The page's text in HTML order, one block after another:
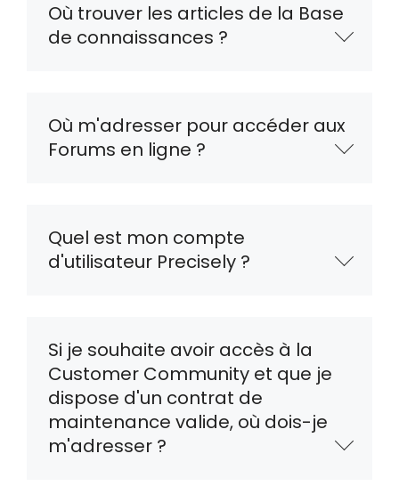
Où trouver les articles de la Base
de connaissances ?
Où m'adresser pour accéder aux
Forums en ligne ?
Quel est mon compte
d'utilisateur Precisely ?
Si je souhaite avoir accès à la
Customer Community et que je
dispose d'un contrat de
maintenance valide, où dois-je
m'adresser ?